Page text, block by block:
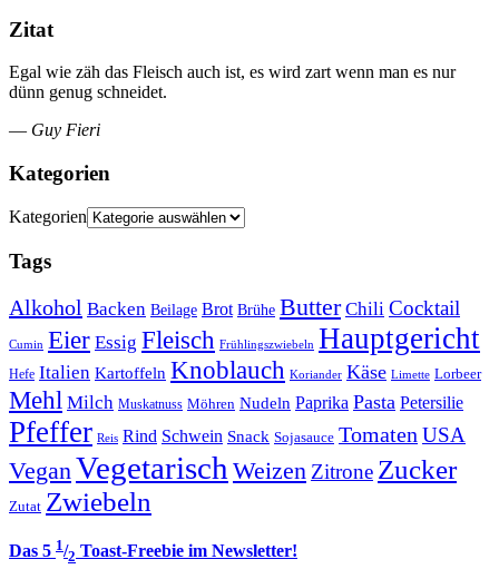
Zitat
Egal wie zäh das Fleisch auch ist, es wird zart wenn man es nur
dünn genug schneidet.
— Guy Fieri
Kategorien
Kategorien
Tags
Alkohol Backen Beilage Brot Brühe Butter Chili Cocktail
Cumin Eier Essig Fleisch Frühlingszwiebeln Hauptgericht
Hefe Italien Kartoffeln Knoblauch Koriander Käse Limette Lorbeer
Mehl Milch Muskatnuss Möhren Nudeln Paprika Pasta Petersilie
Pfeffer Reis Rind Schwein Snack Sojasauce Tomaten USA
VeganVegetarisch Weizen Zitrone Zucker
Zutat Zwiebeln
Das 5 1/2 Toast-Freebie im Newsletter!